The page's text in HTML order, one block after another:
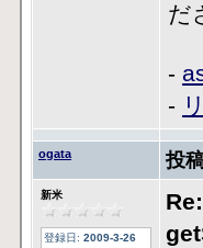
だ
-
-
ogata 投
新米
登録日: 2009-3-26